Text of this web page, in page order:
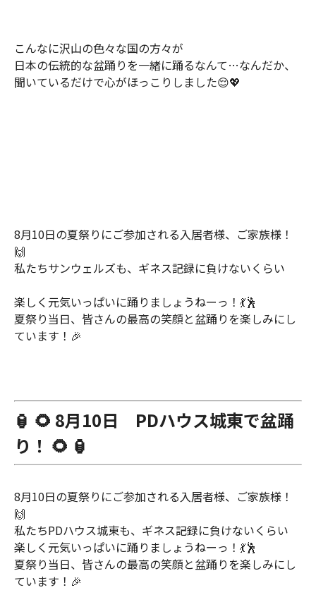
こんなに沢山の色々な国の方々が
日本の伝統的な盆踊りを一緒に踊るなんて…なんだか、
聞いているだけで心がほっこりしました😌💖
8月10日の夏祭りにご参加される入居者様、ご家族様！
🙌
私たちサンウェルズも、ギネス記録に負けないくらい
楽しく元気いっぱいに踊りましょうねーっ！💃🕺
夏祭り当日、皆さんの最高の笑顔と盆踊りを楽しみにし
ています！🎉
🏮 🌻 8月10日 PDハウス城東で盆踊
り！ 🌻 🏮
8月10日の夏祭りにご参加される入居者様、ご家族様！
🙌
私たちPDハウス城東も、ギネス記録に負けないくらい
楽しく元気いっぱいに踊りましょうねーっ！💃🕺
夏祭り当日、皆さんの最高の笑顔と盆踊りを楽しみにし
ています！🎉